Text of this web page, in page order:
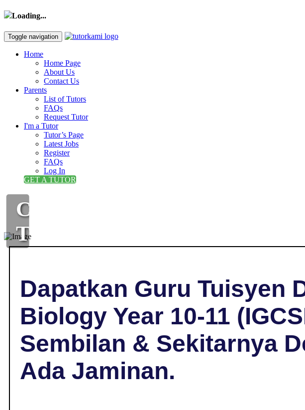
Loading...
Toggle navigation
Home
Home Page
About Us
Contact Us
Parents
List of Tutors
FAQs
Request Tutor
I'm a Tutor
Tutor’s Page
Latest Jobs
Register
FAQs
Log In
GET A TUTOR
CIKGU
TUISYEN
DI
GEMENCHEH,
NEGERI
SEMBILAN
|
Dapatkan Guru Tuisyen
Biology Year 10-11
Sembilan & Sekitarnya
Ada Jaminan.